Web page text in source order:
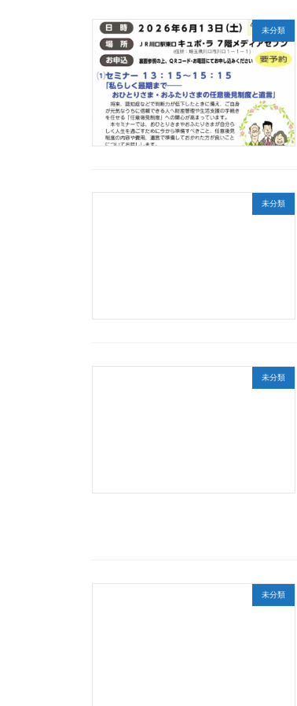
未分類
未分類
未分類
未分類